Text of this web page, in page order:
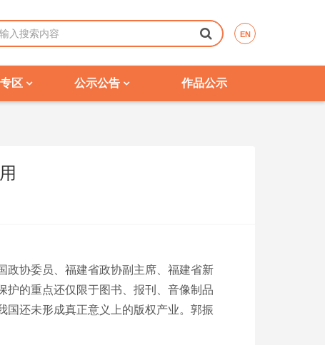
EN
区 公示公告 作品公示
协委员、福建省政协副主席、福建省新
护的重点还仅限于图书、报刊、音像制品
国还未形成真正意义上的版权产业。郭振